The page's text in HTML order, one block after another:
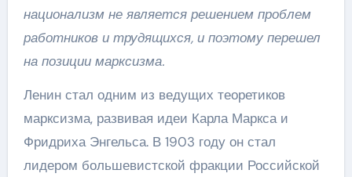
национализм не является решением проблем
работников и трудящихся, и поэтому перешел
на позиции марксизма.
Ленин стал одним из ведущих теоретиков
марксизма, развивая идеи Карла Маркса и
Фридриха Энгельса. В 1903 году он стал
лидером большевистской фракции Российской